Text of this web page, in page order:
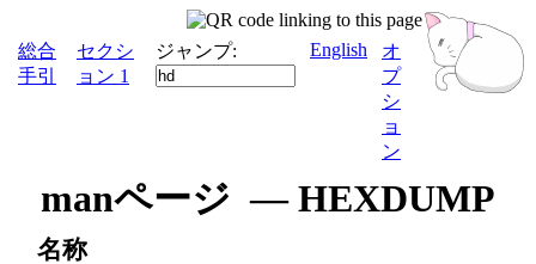
総合
手引
セクシ
ョン 1
ジャンプ: English
オ
プ
シ
ョ
ン
manページ — HEXDUMP
名称